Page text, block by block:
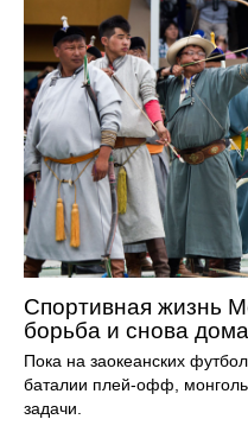
Спортивная жизнь
борьба и снова
Пока на заокеанских
баталии плей-офф,
задачи.